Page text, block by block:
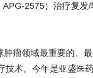
APG-2575）治疗复
瘤领域最重要的、
技术。今年是亚盛医